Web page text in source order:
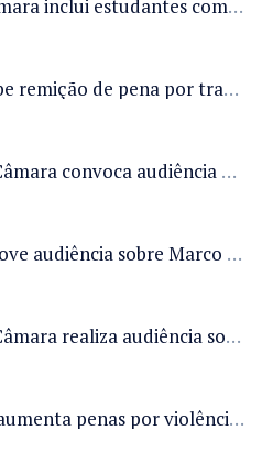
Projeto na Câmara inclui estudantes com deficiência no regime escolar especial da LDB e estabelece critérios para frequência
PL 82/26 proíbe remição de pena por trabalho em funções militares para condenados por crimes contra o Estado Democrático de Direito
Comissão da Câmara convoca audiência para discutir misoginia nas escolas e universidades após divulgação de listas misóginas
Câmara promove audiência sobre Marco de Fomento à Economia Digital e impactos da inteligência artificial
Comissão da Câmara realiza audiência sobre apostas online para medir o tamanho do mercado ilegal
Lei 15.487/26 aumenta penas por violência sexual digital contra crianças e adolescentes e autoriza ronda virtual para investigação